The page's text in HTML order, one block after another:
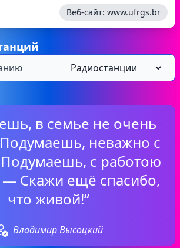
Веб-сайт: www.ufrgs.br
в семье не очень
неважно с
с работою
— Скажи ещё спасибо,
что живой!“
Владимир Высоцкий